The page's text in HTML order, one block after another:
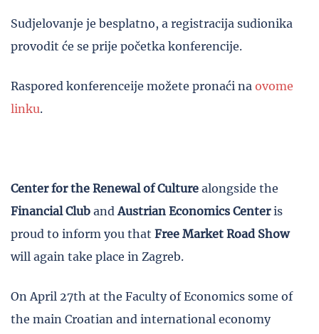
Sudjelovanje je besplatno, a registracija sudionika
provodit će se prije početka konferencije.
Raspored konferenceije možete pronaći na ovome
linku.
Center for the Renewal of Culture alongside the
Financial Club andAustrian Economics Centeris
proud to inform you that Free Market Road Show
will again take place in Zagreb.
On April 27th at the Faculty of Economics some of
the main Croatian and international economy